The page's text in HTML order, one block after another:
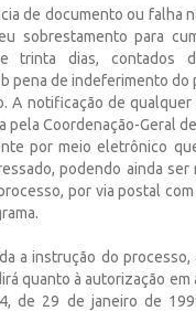
de documento ou falha
sobrestamento para
trinta dias, contados
pena de indeferimento do
A notificação de
pela Coordenação-Geral
por meio eletrônico
podendo ainda ser
por via postal
a instrução do processo,
quanto à autorização
de 29 de janeiro de